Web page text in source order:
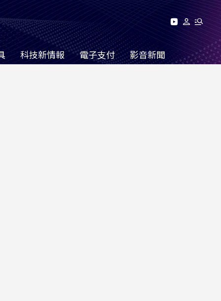
科技新情報 電子支付 影音新聞